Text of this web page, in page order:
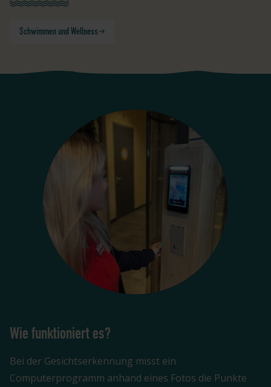
Schwimmen und Wellness
Wie funktioniert es?
Bei der Gesichtserkennung misst ein
Computerprogramm anhand eines Fotos die Punkte